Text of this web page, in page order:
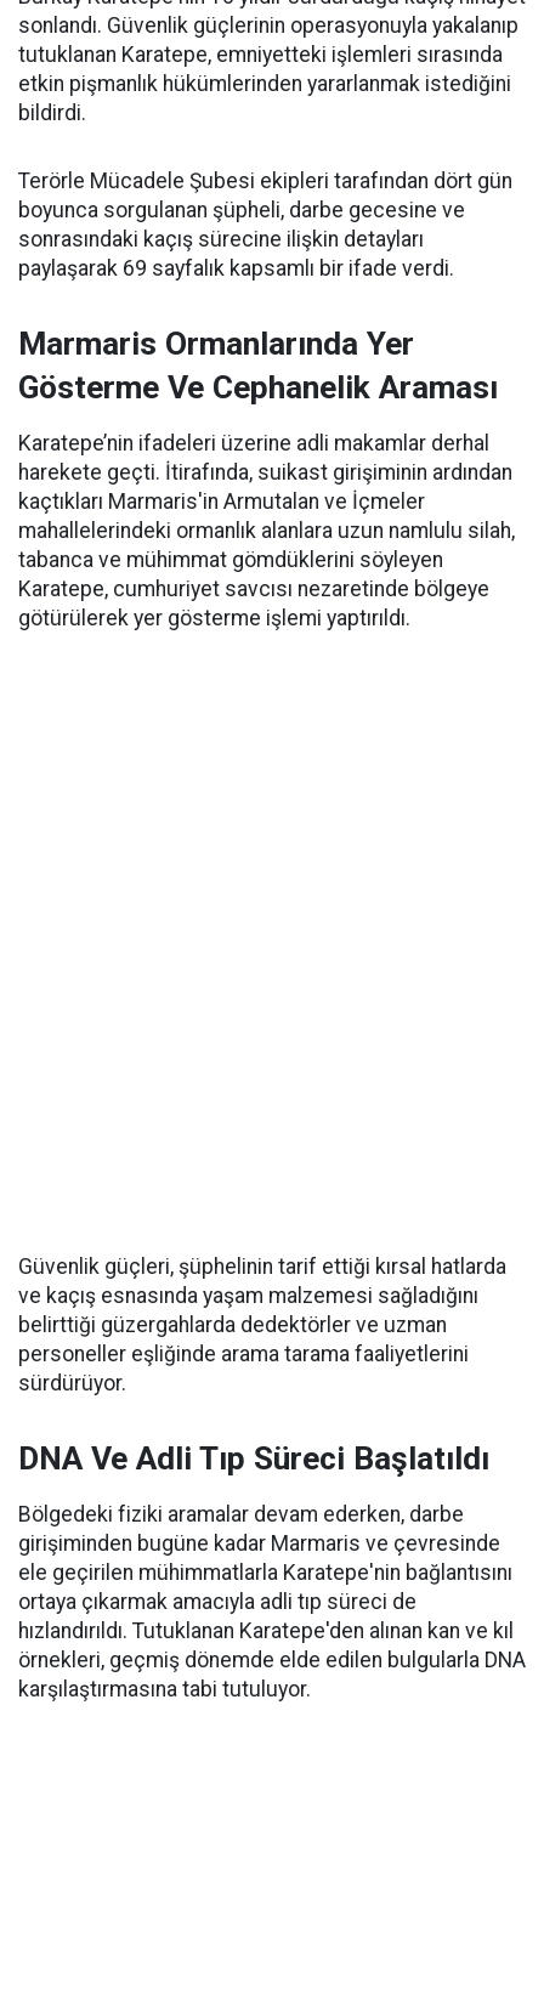
sonlandı. Güvenlik güçlerinin operasyonuyla yakalanıp
tutuklanan Karatepe, emniyetteki işlemleri sırasında
etkin pişmanlık hükümlerinden yararlanmak istediğini
bildirdi.
Terörle Mücadele Şubesi ekipleri tarafından dört gün
boyunca sorgulanan şüpheli, darbe gecesine ve
sonrasındaki kaçış sürecine ilişkin detayları
paylaşarak 69 sayfalık kapsamlı bir ifade verdi.
Marmaris Ormanlarında Yer
Gösterme Ve Cephanelik Araması
Karatepe’nin ifadeleri üzerine adli makamlar derhal
harekete geçti. İtirafında, suikast girişiminin ardından
kaçtıkları Marmaris'in Armutalan ve İçmeler
mahallelerindeki ormanlık alanlara uzun namlulu silah,
tabanca ve mühimmat gömdüklerini söyleyen
Karatepe, cumhuriyet savcısı nezaretinde bölgeye
götürülerek yer gösterme işlemi yaptırıldı.
Güvenlik güçleri, şüphelinin tarif ettiği kırsal hatlarda
ve kaçış esnasında yaşam malzemesi sağladığını
belirttiği güzergahlarda dedektörler ve uzman
personeller eşliğinde arama tarama faaliyetlerini
sürdürüyor.
DNA Ve Adli Tıp Süreci Başlatıldı
Bölgedeki fiziki aramalar devam ederken, darbe
girişiminden bugüne kadar Marmaris ve çevresinde
ele geçirilen mühimmatlarla Karatepe'nin bağlantısını
ortaya çıkarmak amacıyla adli tıp süreci de
hızlandırıldı. Tutuklanan Karatepe'den alınan kan ve kıl
örnekleri, geçmiş dönemde elde edilen bulgularla DNA
karşılaştırmasına tabi tutuluyor.